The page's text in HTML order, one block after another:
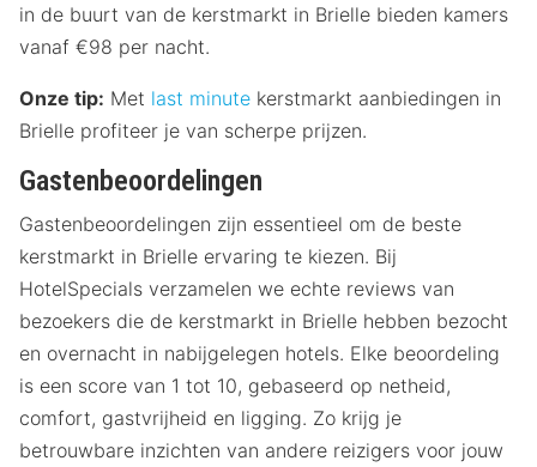
in de buurt van de kerstmarkt in Brielle bieden kamers
vanaf €98 per nacht.
Onze tip: Met last minute kerstmarkt aanbiedingen in
Brielle profiteer je van scherpe prijzen.
Gastenbeoordelingen
Gastenbeoordelingen zijn essentieel om de beste
kerstmarkt in Brielle ervaring te kiezen. Bij
HotelSpecials verzamelen we echte reviews van
bezoekers die de kerstmarkt in Brielle hebben bezocht
en overnacht in nabijgelegen hotels. Elke beoordeling
is een score van 1 tot 10, gebaseerd op netheid,
comfort, gastvrijheid en ligging. Zo krijg je
betrouwbare inzichten van andere reizigers voor jouw